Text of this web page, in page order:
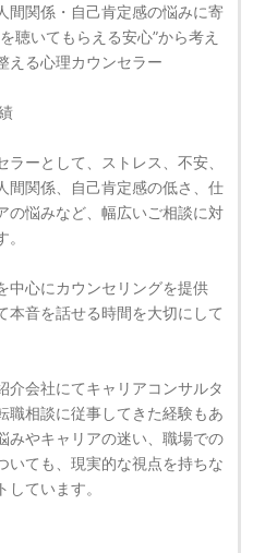
間関係・自己肯定感の悩みに寄
聴いてもらえる安心”から考え
える心理カウンセラー
ラーとして、ストレス、不安、
間関係、自己肯定感の低さ、仕
の悩みなど、幅広いご相談に対
中心にカウンセリングを提供
本音を話せる時間を大切にして
介会社にてキャリアコンサルタ
職相談に従事してきた経験もあ
みやキャリアの迷い、職場での
いても、現実的な視点を持ちな
しています。